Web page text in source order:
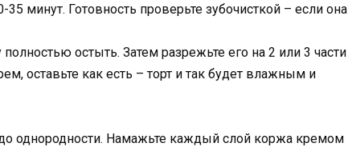
минут. Готовность проверьте зубочисткой – если она
остыть. Затем разрежьте его на 2 или 3 части
оставьте как есть – торт и так будет влажным и
однородности. Намажьте каждый слой коржа кремом